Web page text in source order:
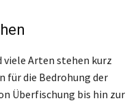
Arten stehen kurz
für die Bedrohung der
Überfischung bis hin zur